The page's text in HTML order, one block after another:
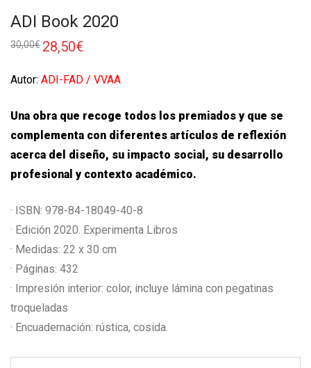
ADI Book 2020
30,00€ 28,50€
Autor: ADI-FAD / VVAA
Una obra que recoge todos los premiados y que se
complementa con diferentes artículos de reflexión
acerca del diseño, su impacto social, su desarrollo
profesional y contexto académico.
· ISBN: 978-84-18049-40-8
· Edición 2020. Experimenta Libros
· Medidas: 22 x 30 cm
· Páginas: 432
· Impresión interior: color, incluye lámina con pegatinas
troqueladas
· Encuadernación: rústica, cosida.